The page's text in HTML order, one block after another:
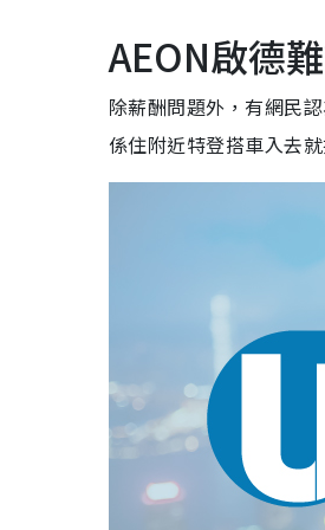
AEON啟德
除薪酬問題外，有網民
係住附近特登搭車入去